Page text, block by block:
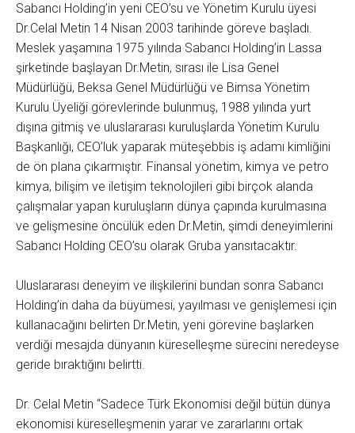
Sabancı Holding’in yeni CEO’su ve Yönetim Kurulu üyesi
Dr.Celal Metin 14 Nisan 2003 tarihinde göreve başladı.
Meslek yaşamına 1975 yılında Sabancı Holding’in Lassa
şirketinde başlayan Dr.Metin, sırası ile Lisa Genel
Müdürlüğü, Beksa Genel Müdürlüğü ve Bimsa Yönetim
Kurulu Üyeliği görevlerinde bulunmuş, 1988 yılında yurt
dışına gitmiş ve uluslararası kuruluşlarda Yönetim Kurulu
Başkanlığı, CEO’luk yaparak müteşebbis iş adamı kimliğini
de ön plana çıkarmıştır. Finansal yönetim, kimya ve petro
kimya, bilişim ve iletişim teknolojileri gibi birçok alanda
çalışmalar yapan kuruluşların dünya çapında kurulmasına
ve gelişmesine öncülük eden Dr.Metin, şimdi deneyimlerini
Sabancı Holding CEO’su olarak Gruba yansıtacaktır.
Uluslararası deneyim ve ilişkilerini bundan sonra Sabancı
Holding’in daha da büyümesi, yayılması ve genişlemesi için
kullanacağını belirten Dr.Metin, yeni görevine başlarken
verdiği mesajda dünyanın küreselleşme sürecini neredeyse
geride bıraktığını belirtti.
Dr. Celal Metin “Sadece Türk Ekonomisi değil bütün dünya
ekonomisi küreselleşmenin yarar ve zararlarını ortak